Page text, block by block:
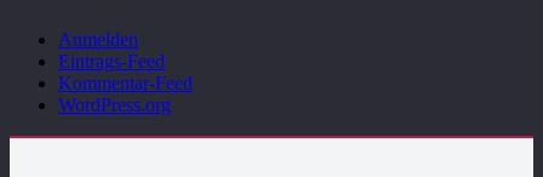
Anmelden
Eintrags-Feed
Kommentar-Feed
WordPress.org